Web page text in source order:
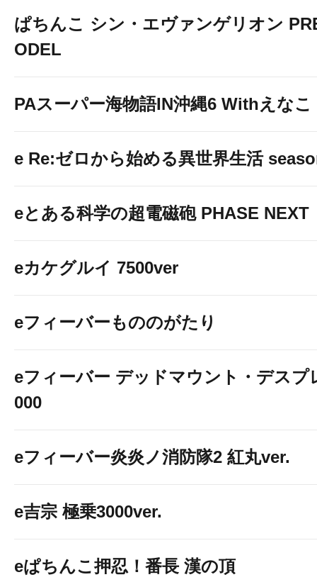
ぱちんこ シン・エヴァンゲリオン
ODEL
PAスーパー海物語IN沖縄6 Withえなこ
e Re:ゼロから始める異世界生活
eとある科学の超電磁砲 PHASE NEXT
eカケグルイ 7500ver
eフィーバーもののがたり
eフィーバー デッドマウント・デスプ
000
eフィーバー炎炎ノ消防隊2 紅丸ver.
e吉宗 極乗3000ver.
eぱちんこ押忍！番長 漢の頂